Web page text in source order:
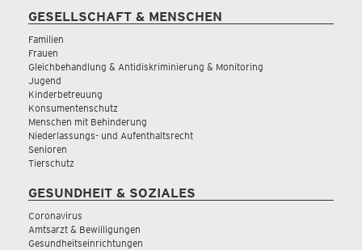
GESELLSCHAFT & MENSCHEN
Familien
Frauen
Gleichbehandlung & Antidiskriminierung & Monitoring
Jugend
Kinderbetreuung
Konsumentenschutz
Menschen mit Behinderung
Niederlassungs- und Aufenthaltsrecht
Senioren
Tierschutz
GESUNDHEIT & SOZIALES
Coronavirus
Amtsarzt & Bewilligungen
Gesundheitseinrichtungen